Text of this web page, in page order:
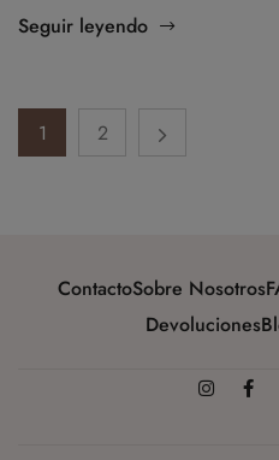
Seguir leyendo
1 2
ContactoSobre Nosotros
Devoluciones